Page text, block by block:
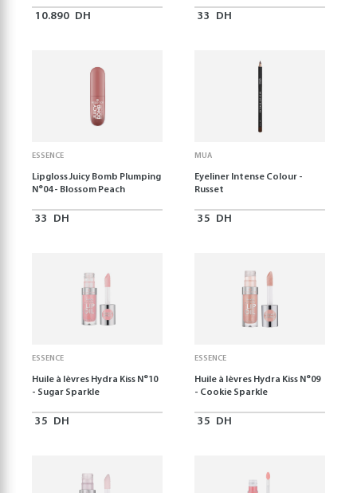
10.890 DH 33 DH
ESSENCE
Lipgloss Juicy Bomb Plumping
N°04 - Blossom Peach
33 DH
MUA
Eyeliner Intense Colour -
Russet
35 DH
ESSENCE
Huile à lèvres Hydra Kiss N°10
- Sugar Sparkle
35 DH
ESSENCE
Huile à lèvres Hydra Kiss N°09
- Cookie Sparkle
35 DH